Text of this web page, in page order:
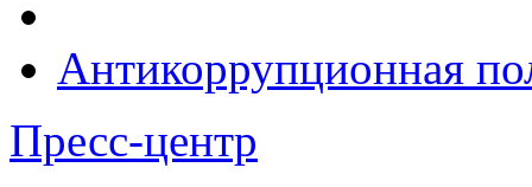
Антикоррупционная
Пресс-центр